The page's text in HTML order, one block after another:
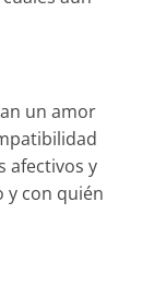
un amor
afectivos y
y con quién